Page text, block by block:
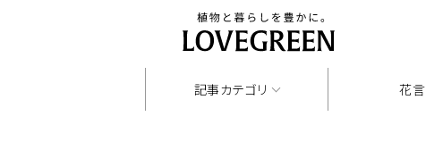
記事カテゴリ 花